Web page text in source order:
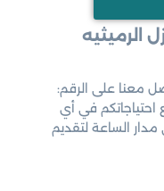
الرميثيه
معنا على الرقم:
احتياجاتكم في أي
الساعة لتقديم